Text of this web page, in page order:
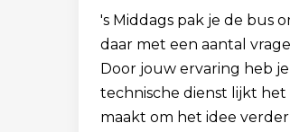
's Middags pak je de bus
daar met een aantal
Door jouw ervaring heb
technische dienst lijkt het
maakt om het idee